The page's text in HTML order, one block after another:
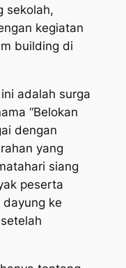
sekolah,
kegiatan
building di
adalah surga
“Belokan
dengan
yang
siang
peserta
ke